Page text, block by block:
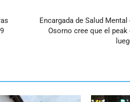
Encargada de Salud
Osorno cree que el